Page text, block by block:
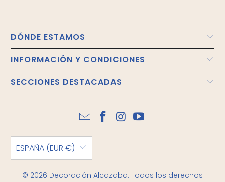
DÓNDE ESTAMOS
INFORMACIÓN Y CONDICIONES
SECCIONES DESTACADAS
ESPAÑA (EUR €)
© 2026 Decoración Alcazaba. Todos los derechos